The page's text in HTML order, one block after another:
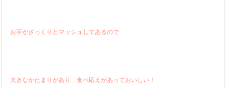
お芋がざっくりとマッシュしてあるので
大きなかたまりがあり、食べ応えがあっておいしい！